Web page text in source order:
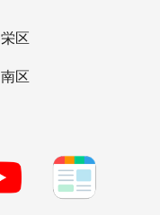
栄区
南区